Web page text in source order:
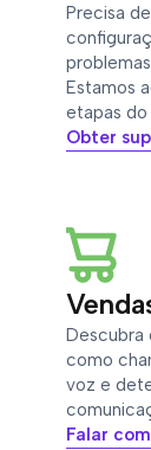
Precisa
Estamos
etapas
Obter
Descubra
como
voz e
Falar